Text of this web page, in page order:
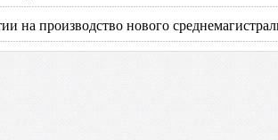
на производство нового